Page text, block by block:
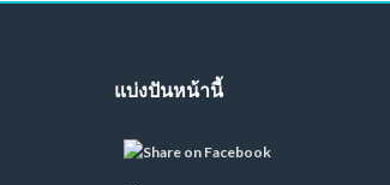
แบ่งปันหน้านี้